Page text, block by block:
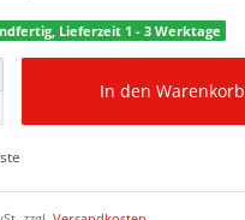
Lieferzeit 1 - 3 Werktage
In den Warenkorb